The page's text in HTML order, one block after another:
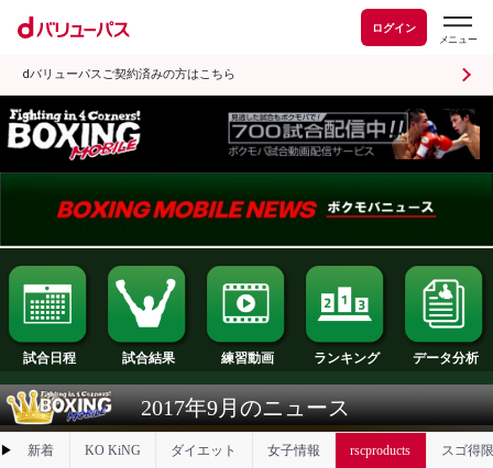
ログイン
dバリューパスご契約済みの方はこちら
試合日程 試合結果 練習動画 ランキング